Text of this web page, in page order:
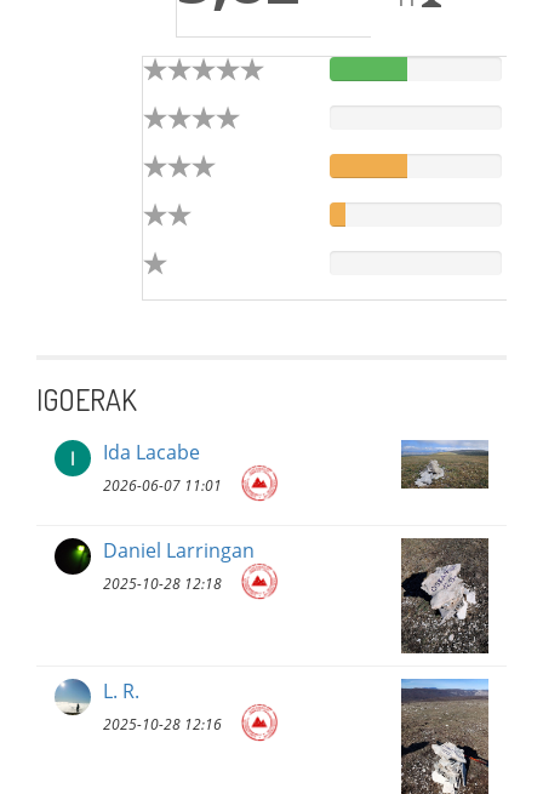
IGOERAK
Ida Lacabe
2026-06-07 11:01
Daniel Larringan
2025-10-28 12:18
L. R.
2025-10-28 12:16